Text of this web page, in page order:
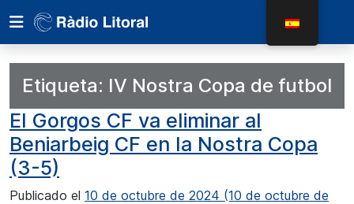
Etiqueta: IV Nostra Copa de futbol
El Gorgos CF va eliminar al
Beniarbeig CF en la Nostra Copa
(3-5)
Publicado el 10 de octubre de 2024 (10 de octubre de